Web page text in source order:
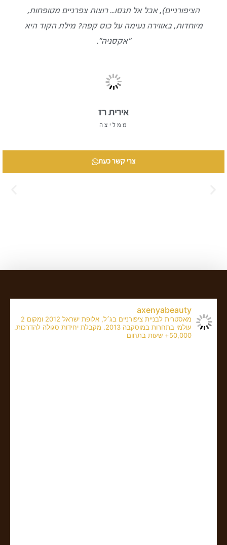
הציפורניים), אבל אל תנסו... רוצות צפרניים מטופחות,
מיוחדות, באווירה נעימה על כוס קפה? מילת הקוד היא
״אקסניה״.
אירית רז
ממליצה
צרי קשר כעת
axenyabeauty
מאסטרית לבניית ציפורניים בג׳ל, אלופת ישראל 2012 ומקום 2
עולמי בתחרות במוסקבה 2013. מקבלת יחידות סגולה להדרכות.
50,000+ שעות בתחום